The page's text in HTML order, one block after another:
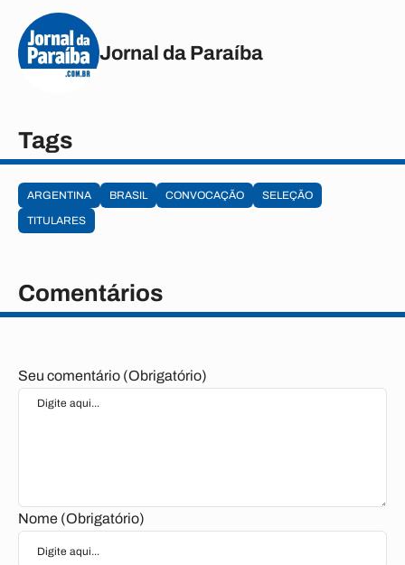
Jornal da Paraíba
Tags
ARGENTINA BRASIL CONVOCAÇÃO
SELEÇÃO
TITULARES
Comentários
Seu comentário (Obrigatório)
Nome (Obrigatório)